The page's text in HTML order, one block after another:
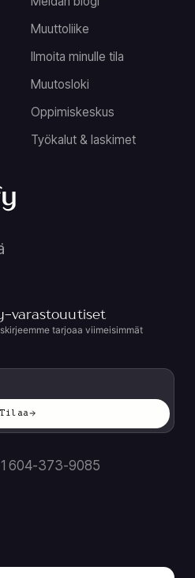
Muuttoliike
Ilmoita minulle tila
Muutosloki
Oppimiskeskus
Työkalut & laskimet
varastouutiset
tarjoaa viimeisimmät
Tilaa
604-373-9085